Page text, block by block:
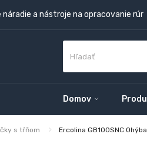
a nástroje na opracovanie rúr
Domov
s tŕňom Ercolina GB100SNC